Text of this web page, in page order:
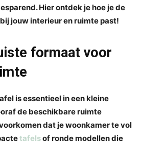
Hier ontdek je hoe je de
jouw interieur en ruimte past!
formaat voor
is essentieel in een kleine
de beschikbare ruimte
dat je woonkamer te vol
tafelsof ronde modellen die